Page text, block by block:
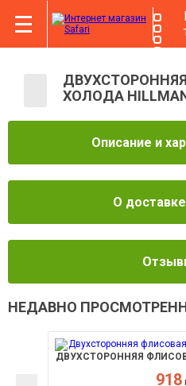
ХОЛОДА
Описание и
О
НЕДАВНО
ДВУХСТОРОННЯЯ
918